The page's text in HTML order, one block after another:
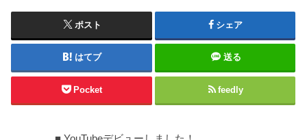
ポスト シェア
はてブ 送る
Pocket feedly